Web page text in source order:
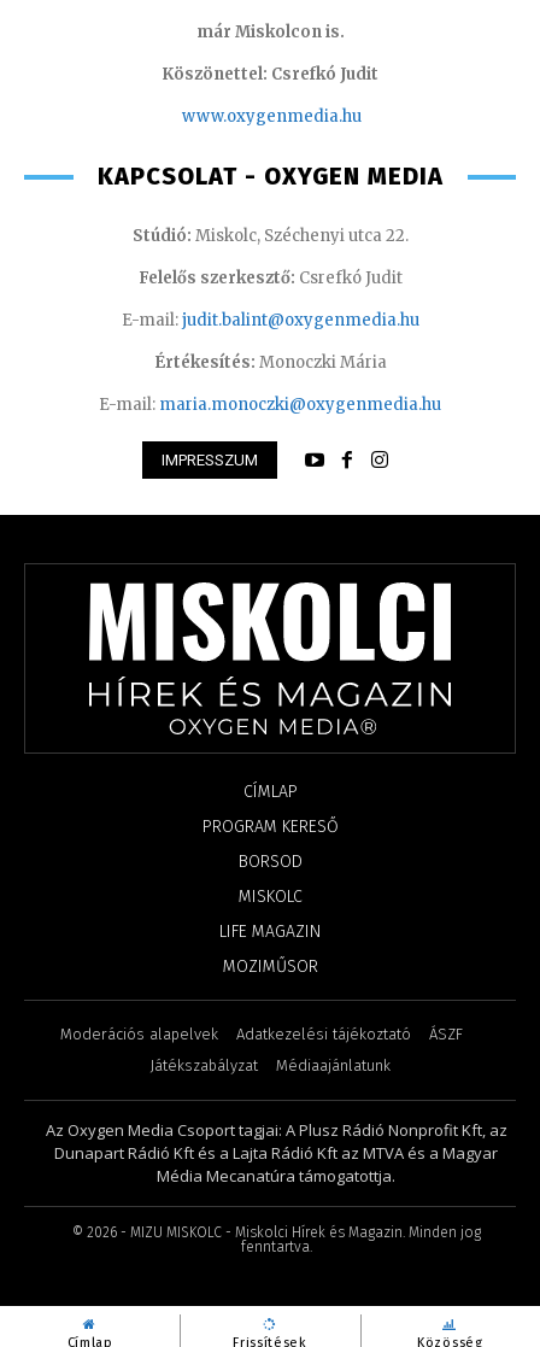
Címlap Frissítések Közösség
már Miskolcon is.
Köszönettel: Csrefkó Judit
www.oxygenmedia.hu
KAPCSOLAT - OXYGEN MEDIA
Stúdió: Miskolc, Széchenyi utca 22.
Felelős szerkesztő: Csrefkó Judit
E-mail:judit.balint@oxygenmedia.hu
Értékesítés: Monoczki Mária
E-mail: maria.monoczki@oxygenmedia.hu
IMPRESSZUM
CÍMLAP
PROGRAM KERESŐ
BORSOD
MISKOLC
LIFE MAGAZIN
MOZIMŰSOR
Moderációs alapelvek Adatkezelési tájékoztató
ÁSZF
Játékszabályzat
Médiaajánlatunk
Az Oxygen Media Csoport tagjai: A Plusz Rádió Nonprofit Kft, az
Dunapart Rádió Kft és a Lajta Rádió Kft az MTVA és a Magyar
Média Mecanatúra támogatottja.
© 2026- MIZU MISKOLC - Miskolci Hírek és Magazin. Minden jog
fenntartva.